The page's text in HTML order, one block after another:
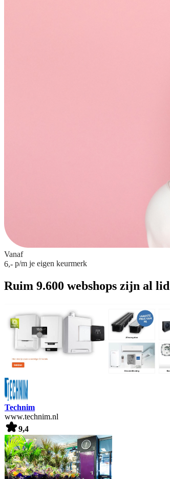
Vanaf
6,- p/m je eigen keurmerk
Ruim 9.600 webshops zijn al lid
Technim
www.technim.nl
9,4